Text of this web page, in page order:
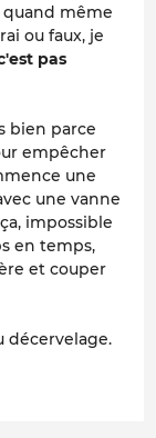
quand même
ou faux, je
pas
bien parce
empêcher
une
une vanne
impossible
en temps,
et couper
décervelage.